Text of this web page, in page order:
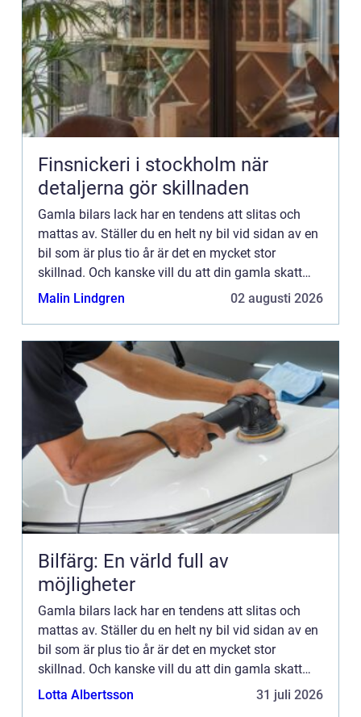
Finsnickeri i stockholm när
detaljerna gör skillnaden
Gamla bilars lack har en tendens att slitas och
mattas av. Ställer du en helt ny bil vid sidan av en
bil som är plus tio år är det en mycket stor
skillnad. Och kanske vill du att din gamla skatt
ska få glänsa i solens sken, precis som alla nya
Malin Lindgren 02 augusti 2026
Bilfärg: En värld full av
möjligheter
Gamla bilars lack har en tendens att slitas och
mattas av. Ställer du en helt ny bil vid sidan av en
bil som är plus tio år är det en mycket stor
skillnad. Och kanske vill du att din gamla skatt
ska få glänsa i solens sken, precis som alla nya
Lotta Albertsson 31 juli 2026